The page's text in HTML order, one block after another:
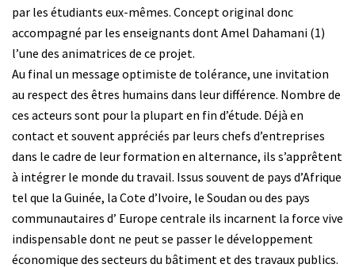
par les étudiants eux-mêmes. Concept original donc
accompagné par les enseignants dont Amel Dahamani (1)
l’une des animatrices de ce projet.
Au final un message optimiste de tolérance, une invitation
au respect des êtres humains dans leur différence. Nombre de
ces acteurs sont pour la plupart en fin d’étude. Déjà en
contact et souvent appréciés par leurs chefs d’entreprises
dans le cadre de leur formation en alternance, ils s’apprêtent
à intégrer le monde du travail. Issus souvent de pays d’Afrique
tel que la Guinée, la Cote d’Ivoire, le Soudan ou des pays
communautaires d’ Europe centrale ils incarnent la force vive
indispensable dont ne peut se passer le développement
économique des secteurs du bâtiment et des travaux publics.